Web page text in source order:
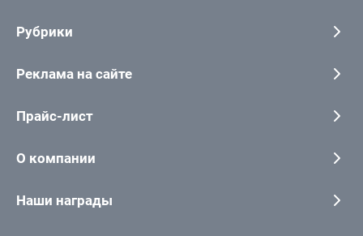
Рубрики
Реклама на сайте
Прайс-лист
О компании
Наши награды